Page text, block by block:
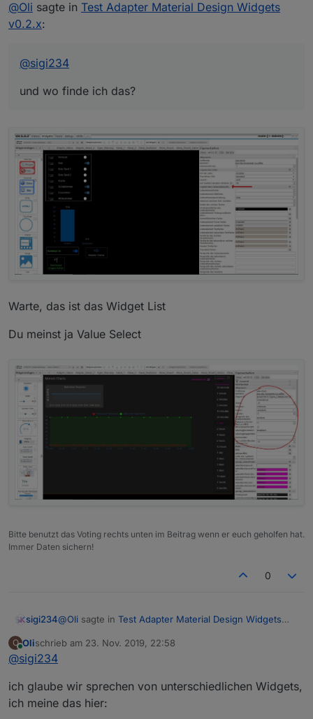
@Oli sagte in Test Adapter Material Design Widgets
v0.2.x:
@sigi234
und wo finde ich das?
Warte, das ist das Widget List
Du meinst ja Value Select
Bitte benutzt das Voting rechts unten im Beitrag wenn er euch geholfen hat.
Immer Daten sichern!
0
sigi234@Oli sagte in Test Adapter Material Design Widgets
und wo finde ich das?
O
Online
Olischrieb am 23. Nov. 2019, 22:58
zuletzt editiert von
@sigi234
ich glaube wir sprechen von unterschiedlichen Widgets,
ich meine das hier: